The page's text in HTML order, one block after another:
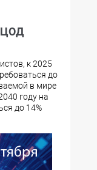
ЦОД
к 2025
до
в мире
году на
до 14%